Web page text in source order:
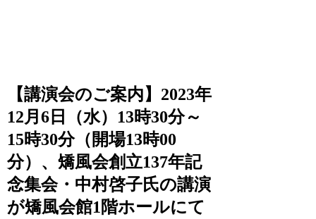
【講演会のご案内】2023年
12月6日（水）13時30分～
15時30分（開場13時00
分）、矯風会創立137年記
念集会・中村啓子氏の講演
が矯風会館1階ホールにて